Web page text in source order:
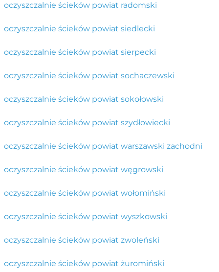
oczyszczalnie ścieków powiat radomski
oczyszczalnie ścieków powiat siedlecki
oczyszczalnie ścieków powiat sierpecki
oczyszczalnie ścieków powiat sochaczewski
oczyszczalnie ścieków powiat sokołowski
oczyszczalnie ścieków powiat szydłowiecki
oczyszczalnie ścieków powiat warszawski zachodni
oczyszczalnie ścieków powiat węgrowski
oczyszczalnie ścieków powiat wołomiński
oczyszczalnie ścieków powiat wyszkowski
oczyszczalnie ścieków powiat zwoleński
oczyszczalnie ścieków powiat żuromiński